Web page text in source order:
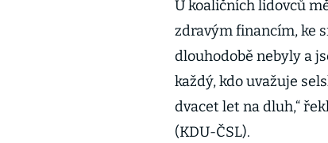
U koaličních lidovců
zdravým financím, ke
dlouhodobě nebyly a
každý, kdo uvažuje
dvacet let na dluh,“
(KDU-ČSL).